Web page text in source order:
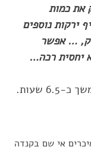
‏את כמות
ירקות נוספים
… אפשר
יחסית רכה…‏
אי שם בקנדה